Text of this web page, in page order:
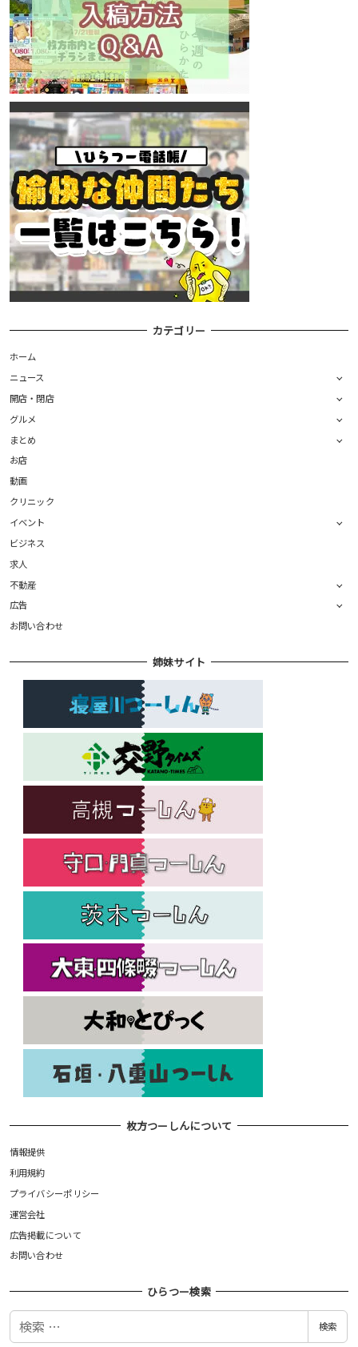
カテゴリー
ホーム
ニュース
開店・閉店
グルメ
まとめ
お店
動画
クリニック
イベント
ビジネス
求人
不動産
広告
お問い合わせ
姉妹サイト
枚方つーしんについて
情報提供
利用規約
プライバシーポリシー
運営会社
広告掲載について
お問い合わせ
ひらつー検索
検
検索